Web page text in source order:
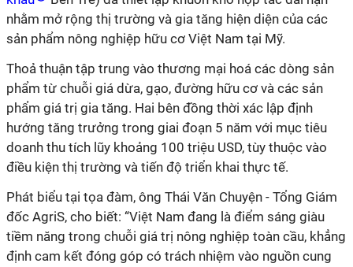
nhằm mở rộng thị trường và gia tăng hiện diện của các
sản phẩm nông nghiệp hữu cơ Việt Nam tại Mỹ.
Thoả thuận tập trung vào thương mại hoá các dòng sản
phẩm từ chuỗi giá dừa, gạo, đường hữu cơ và các sản
phẩm giá trị gia tăng. Hai bên đồng thời xác lập định
hướng tăng trưởng trong giai đoạn 5 năm với mục tiêu
doanh thu tích lũy khoảng 100 triệu USD, tùy thuộc vào
điều kiện thị trường và tiến độ triển khai thực tế.
Phát biểu tại tọa đàm, ông Thái Văn Chuyện - Tổng Giám
đốc AgriS, cho biết: “Việt Nam đang là điểm sáng giàu
tiềm năng trong chuỗi giá trị nông nghiệp toàn cầu, khẳng
định cam kết đóng góp có trách nhiệm vào nguồn cung